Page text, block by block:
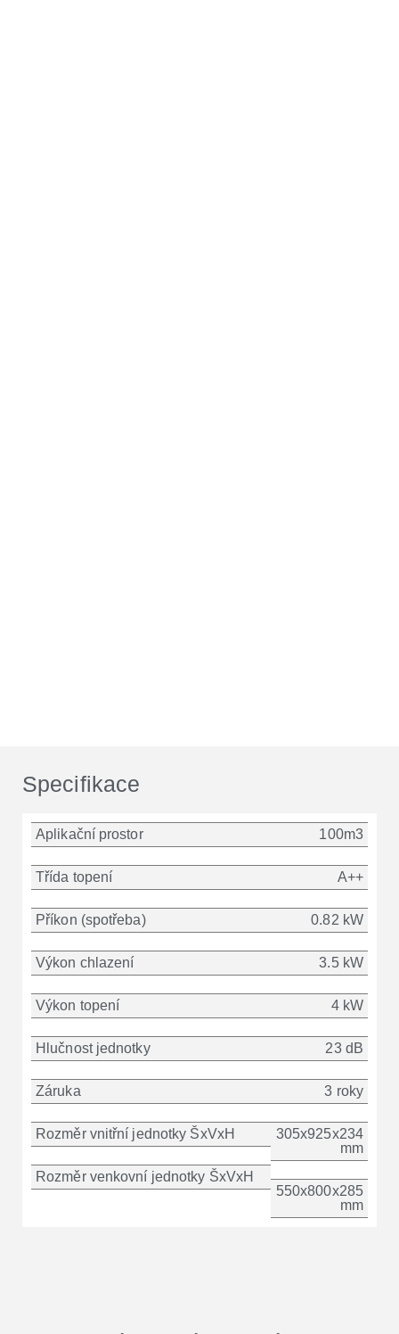
Specifikace
Aplikační prostor
Třída topení
Příkon (spotřeba)
Výkon chlazení
Výkon topení
Hlučnost jednotky
Záruka
Rozměr vnitřní jednotky ŠxVxH
Rozměr venkovní jednotky ŠxVxH
100m3
A++
0.82 kW
3.5 kW
4 kW
23 dB
3 roky
305x925x234
mm
550x800x285
mm